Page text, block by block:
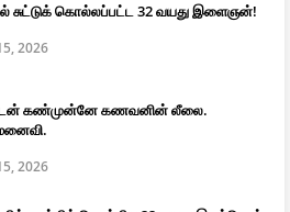
சுட்டுக் கொல்லப்பட்ட 32 வயது இளைஞன்!
2026
கண்முன்னே கணவனின் லீலை.
2026